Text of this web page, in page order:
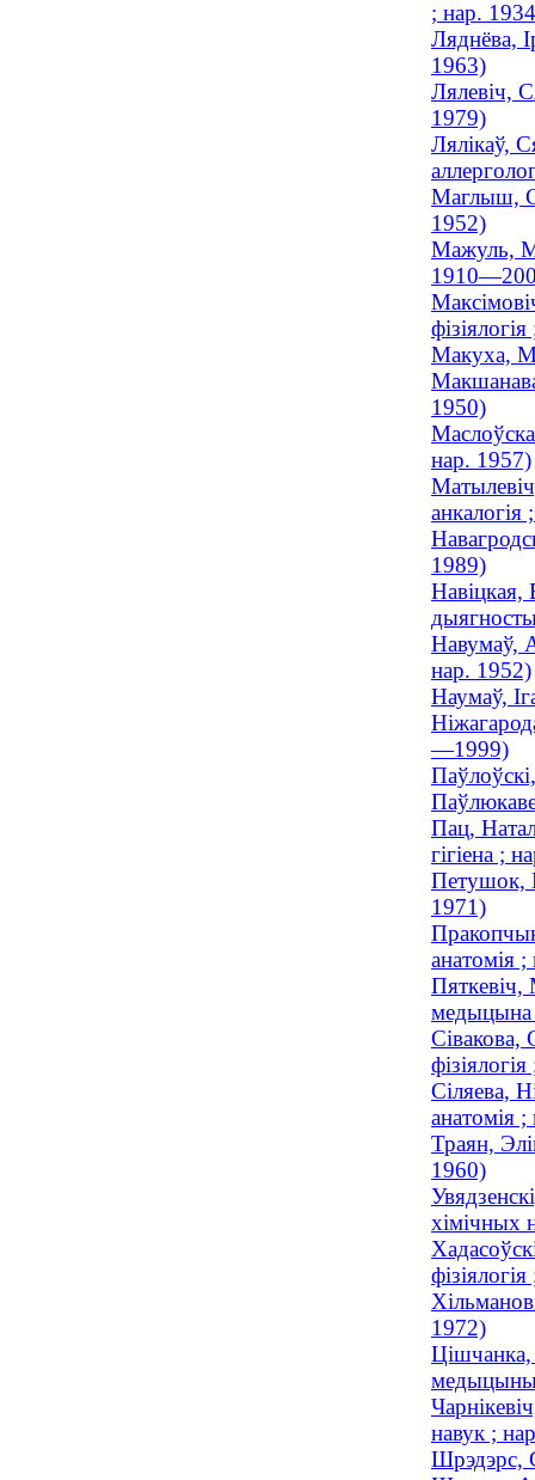
; нар.
Ляднёва,
1963)
Лялевіч,
1979)
Лялікаў,
Маглыш,
1952)
Мажуль,
Макуха,
1950)
нар. 1957)
1989)
Навіцкая,
Навумаў,
нар. 1952)
Наумаў,
—1999)
Пац,
гігіена ;
Петушок,
1971)
анатомія
Пяткевіч,
Сівакова,
Сіляева,
анатомія
Траян,
1960)
хімічных
1972)
Цішчанка,
навук ;
Шрэдэрс,